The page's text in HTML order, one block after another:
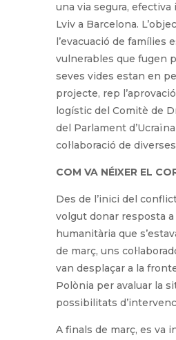
una via segura, efectiva
Lviv a Barcelona.
l’evacuació de famílies
vulnerables que fugen
seves vides estan en
projecte, rep
logístic del Comitè de
del Parlament
col·laboració de
COM VA NÉIXER EL
Des de l’inici del
volgut donar resposta a
humanitària que
de març, uns
van desplaçar a la
Polònia per avaluar la
possibilitats
A finals de març, es va